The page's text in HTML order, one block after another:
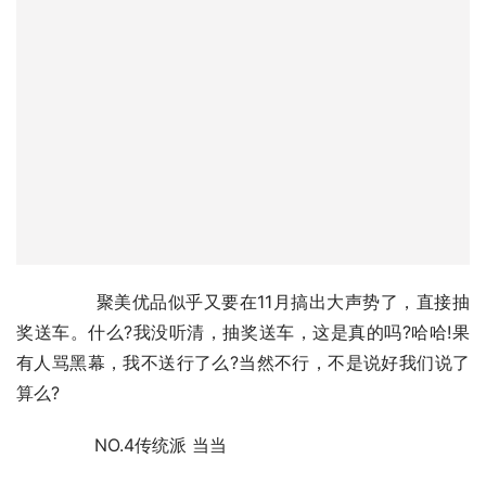
奖送车。什么?我没听清，抽奖送车，这是真的吗?哈哈!果
有人骂黑幕，我不送行了么?当然不行，不是说好我们说了
算么?
	　　NO.4传统派 当当